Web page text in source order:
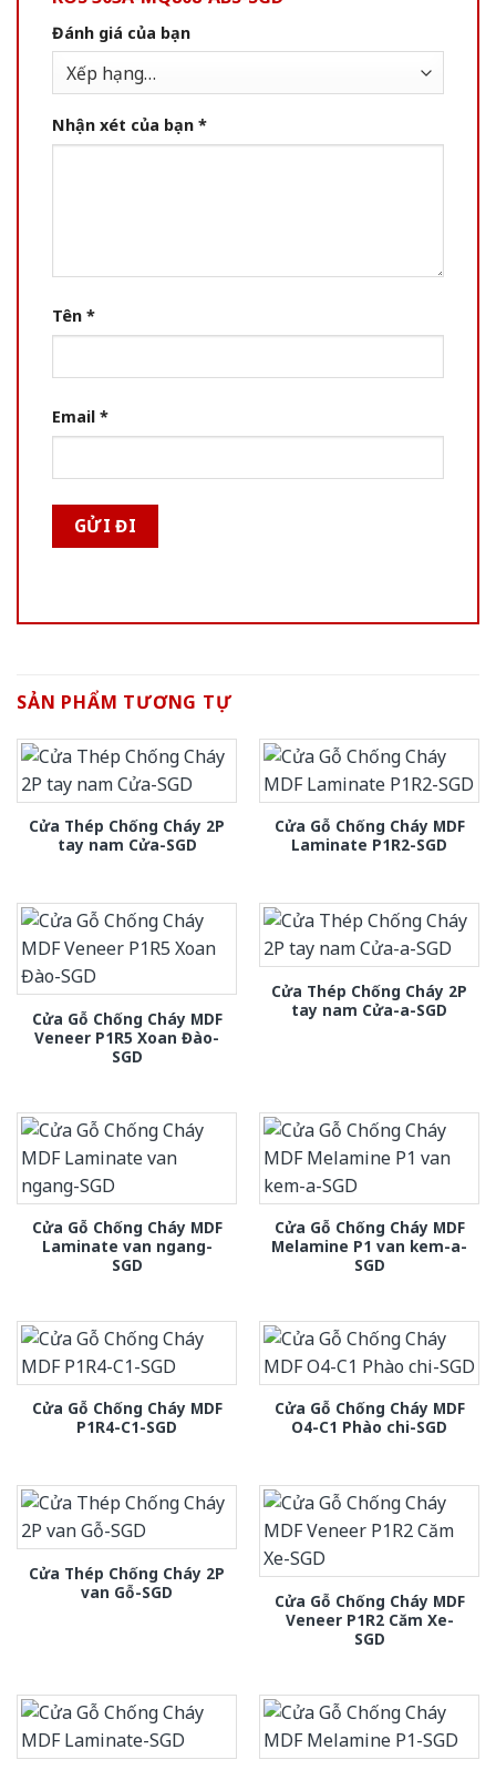
Đánh giá của bạn
Nhận xét của bạn *
Tên *
Email *
SẢN PHẨM TƯƠNG TỰ
Cửa Thép Chống Cháy 2P
tay nam Cửa-SGD
Cửa Gỗ Chống Cháy MDF
Laminate P1R2-SGD
Cửa Gỗ Chống Cháy MDF
Veneer P1R5 Xoan Đào-
SGD
Cửa Thép Chống Cháy 2P
tay nam Cửa-a-SGD
Cửa Gỗ Chống Cháy MDF
Laminate van ngang-
SGD
Cửa Gỗ Chống Cháy MDF
Melamine P1 van kem-a-
SGD
Cửa Gỗ Chống Cháy MDF
P1R4-C1-SGD
Cửa Gỗ Chống Cháy MDF
O4-C1 Phào chi-SGD
Cửa Thép Chống Cháy 2P
van Gỗ-SGD
Cửa Gỗ Chống Cháy MDF
Veneer P1R2 Căm Xe-
SGD